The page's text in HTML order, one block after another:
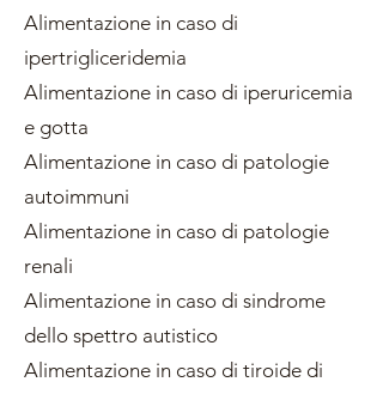
Alimentazione in caso di
ipertrigliceridemia
Alimentazione in caso di iperuricemia
e gotta
Alimentazione in caso di patologie
autoimmuni
Alimentazione in caso di patologie
renali
Alimentazione in caso di sindrome
dello spettro autistico
Alimentazione in caso di tiroide di